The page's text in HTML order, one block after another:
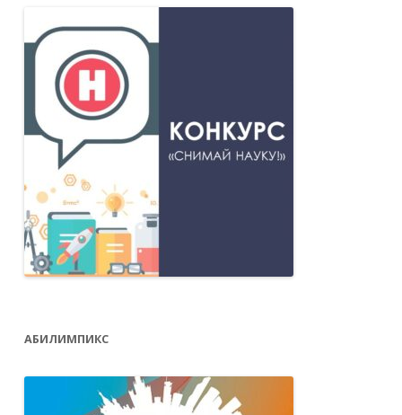
АБИЛИМПИКС